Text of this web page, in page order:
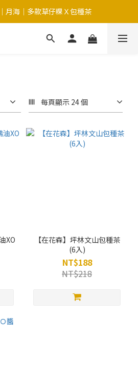
〔預購中〕8/12開始出貨
月海｜多款草仔粿Ｘ包種茶
糕 〔預購中〕8/12開始出貨
每頁顯示 24 個
XO
【在花森】坪林文山包種茶
(6入)
NT$188
NT$218